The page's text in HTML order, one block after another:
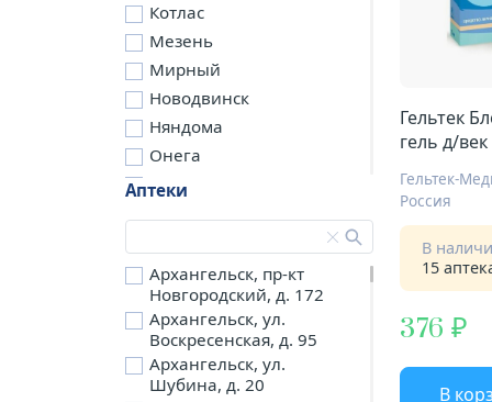
Котлас
Мезень
Мирный
Новодвинск
Няндома
Онега
Северодвинск
д. Бережная
д. Петариха
д. Согра
п. Березник
п. Боброво
Аптеки
Архангельск, пр-кт
Новгородский, д. 172
Архангельск, ул.
Воскресенская, д. 95
Архангельск, ул.
Шубина, д. 20
Гельтек
гель д/
Гельтек-
Россия
В
15
376
В